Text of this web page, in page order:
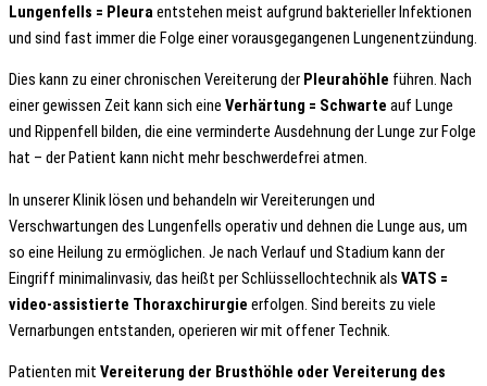
Lungenfells = Pleura entstehen meist aufgrund bakterieller Infektionen
und sind fast immer die Folge einer vorausgegangenen Lungenentzündung.
Dies kann zu einer chronischen Vereiterung der Pleurahöhle führen. Nach
einer gewissen Zeit kann sich eine Verhärtung = Schwarte auf Lunge
und Rippenfell bilden, die eine verminderte Ausdehnung der Lunge zur Folge
hat – der Patient kann nicht mehr beschwerdefrei atmen.
In unserer Klinik lösen und behandeln wir Vereiterungen und
Verschwartungen des Lungenfells operativ und dehnen die Lunge aus, um
so eine Heilung zu ermöglichen. Je nach Verlauf und Stadium kann der
Eingriff minimalinvasiv, das heißt per Schlüssellochtechnik als VATS =
video-assistierte Thoraxchirurgie erfolgen. Sind bereits zu viele
Vernarbungen entstanden, operieren wir mit offener Technik.
Patienten mit Vereiterung der Brusthöhle oder Vereiterung des